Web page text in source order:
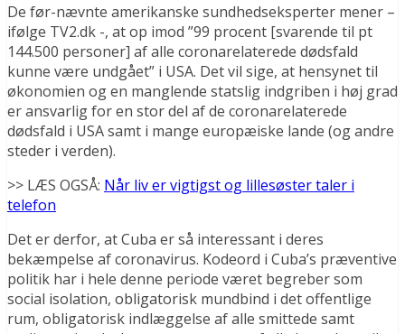
De før-nævnte amerikanske sundhedseksperter mener –
ifølge TV2.dk -, at op imod ”99 procent [svarende til pt
144.500 personer] af alle coronarelaterede dødsfald
kunne være undgået” i USA. Det vil sige, at hensynet til
økonomien og en manglende statslig indgriben i høj grad
er ansvarlig for en stor del af de coronarelaterede
dødsfald i USA samt i mange europæiske lande (og andre
steder i verden).
>> LÆS OGSÅ: Når liv er vigtigst og lillesøster taler i
telefon
Det er derfor, at Cuba er så interessant i deres
bekæmpelse af coronavirus. Kodeord i Cuba’s præventive
politik har i hele denne periode været begreber som
social isolation, obligatorisk mundbind i det offentlige
rum, obligatorisk indlæggelse af alle smittede samt